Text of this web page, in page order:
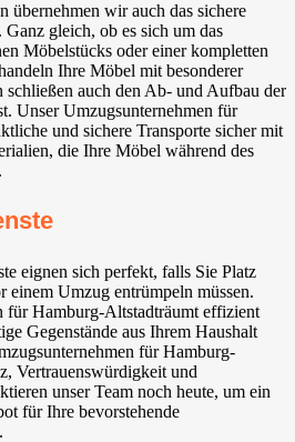
übernehmen wir auch das sichere
gleich, ob es sich um das
Möbelstücks oder einer kompletten
Ihre Möbel mit besonderer
schließen auch den Ab- und Aufbau der
Unser Umzugsunternehmen für
und sichere Transporte sicher mit
die Ihre Möbel während des
eignen sich perfekt, falls Sie Platz
einem Umzug entrümpeln müssen.
für Hamburg-Altstadträumt effizient
Gegenstände aus Ihrem Haushalt
für Hamburg-
Vertrauenswürdigkeit und
unser Team noch heute, um ein
für Ihre bevorstehende